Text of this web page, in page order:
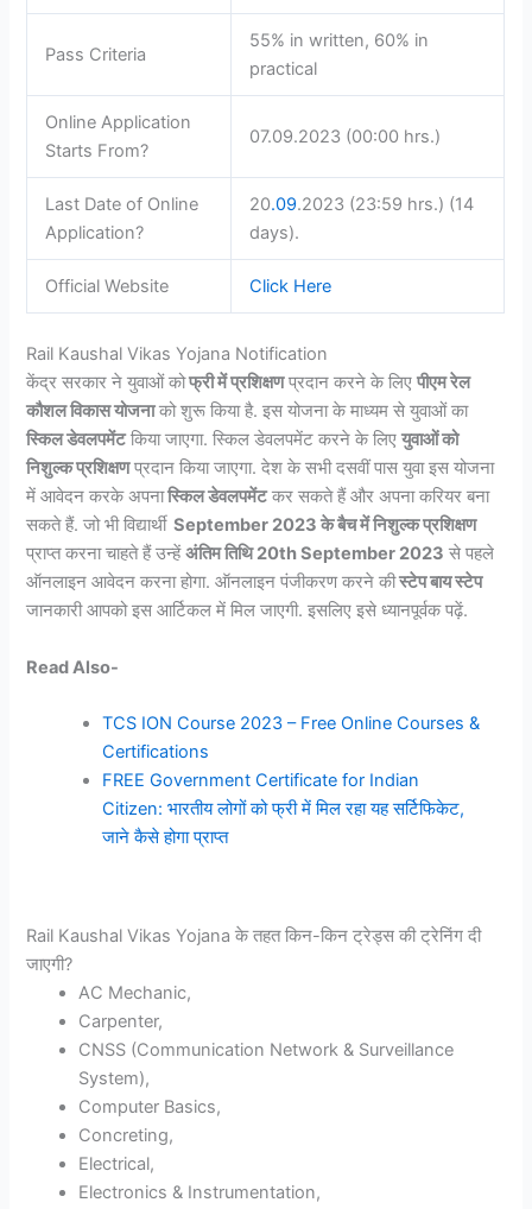
Pass Criteria
55% in written, 60% in
practical
Online Application
Starts From?
07.09.2023 (00:00 hrs.)
Last Date of Online
Application?
20.09.2023 (23:59 hrs.) (14
days).
Official Website Click Here
Rail Kaushal Vikas Yojana Notification
केंद्र सरकार ने युवाओं कोफ्री में प्रशिक्षणप्रदान करने के लिएपीएम रेल
कौशल विकास योजनाको शुरू किया है. इस योजना के माध्यम से युवाओं का
स्किल डेवलपमेंटकिया जाएगा. स्किल डेवलपमेंट करने के लिएयुवाओं को
निशुल्क प्रशिक्षणप्रदान किया जाएगा. देश के सभी दसवीं पास युवा इस योजना
में आवेदन करके अपनास्किल डेवलपमेंटकर सकते हैं और अपना करियर बना
सकते हैं. जो भी विद्यार्थीSeptember 2023 के बैच में निशुल्क प्रशिक्षण
प्राप्त करना चाहते हैं उन्हेंअंतिम तिथि 20th September 2023 से पहले
ऑनलाइन आवेदन करना होगा. ऑनलाइन पंजीकरण करने कीस्टेप बाय स्टेप
जानकारी आपको इस आर्टिकल में मिल जाएगी. इसलिए इसे ध्यानपूर्वक पढ़ें.
Read Also-
TCS ION Course 2023 – Free Online Courses &
Certifications
FREE Government Certificate for Indian
Citizen: भारतीय लोगों को फ्री में मिल रहा यह सर्टिफिकेट,
जाने कैसे होगा प्राप्त
Rail Kaushal Vikas Yojana के तहत किन-किन ट्रेड्स की ट्रेनिंग दी
जाएगी?
AC Mechanic,
Carpenter,
CNSS (Communication Network & Surveillance
System),
Computer Basics,
Concreting,
Electrical,
Electronics & Instrumentation,